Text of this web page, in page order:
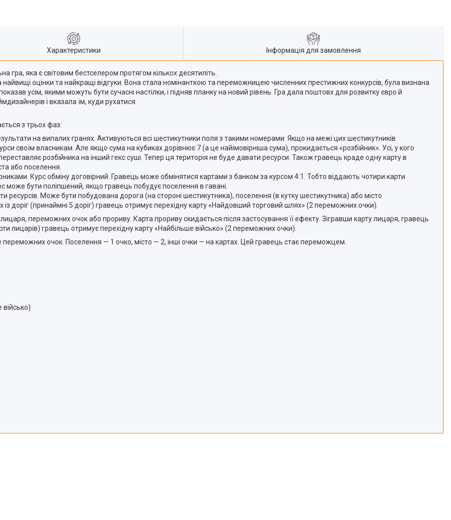
Характеристики Інформація для замовлення
яка є світовим бестселером протягом кількох десятиліть.
оцінки та найкращі відгуки. Вона стала номінанткою та переможницею численних престижних конкурсів, була визнана
усім, якими можуть бути сучасні настілки, і підняв планку на новий рівень. Гра дала поштовх для розвитку євро й
і вказала їм, куди рухатися.
з трьох фаз:
на випалих гранях. Активуються всі шестикутники поля з такими номерами. Якщо на межі цих шестикутників
своїм власникам. Але якщо сума на кубиках дорівнює 7 (а це найімовірніша сума), прокидається «розбійник». Усі, у кого
розбійника на інший гекс суші. Тепер ця територія не буде давати ресурси. Також гравець краде одну карту в
або поселення.
Курс обміну договірний. Гравець може обмінятися картами з банком за курсом 4:1. Тобто віддають чотири карти
може бути поліпшений, якщо гравець побудує поселення в гавані.
ресурсів. Може бути побудована дорога (на стороні шестикутника), поселення (в кутку шестикутника) або місто
доріг (принаймні 5 доріг) гравець отримує перехідну карту «Найдовший торговий шлях» (2 переможних очки).
переможних очок або прориву. Карта прориву скидається після застосування її ефекту. Зігравши карту лицаря, гравець
лицарів) гравець отримує перехідну карту «Найбільше військо» (2 переможних очки).
переможних очок. Поселення — 1 очко, місто — 2, інші очки — на картах. Цей гравець стає переможцем.